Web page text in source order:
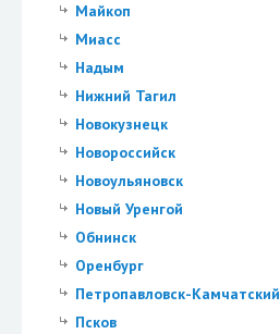
Майкоп
Миасс
Надым
Нижний Тагил
Новокузнецк
Новороссийск
Новоульяновск
Новый Уренгой
Обнинск
Оренбург
Петропавловск-Камчатский
Псков